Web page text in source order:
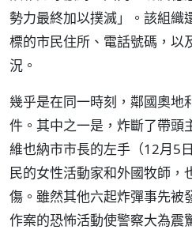
勢力最終加以撲滅」。該組織
標的市民住所、電話號碼，以
況。
幾乎是在同一時刻，鄰國奧地
件。其中之一是，炸斷了帶頭
維也納市市長的左手（12月5
民的女性活動家和外國牧師，
傷。雖然其他六起炸彈事先被
作案的恐怖活動使警察大為震